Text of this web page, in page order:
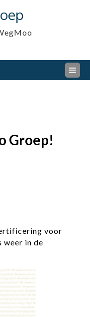
Groep!
voor
weer in de